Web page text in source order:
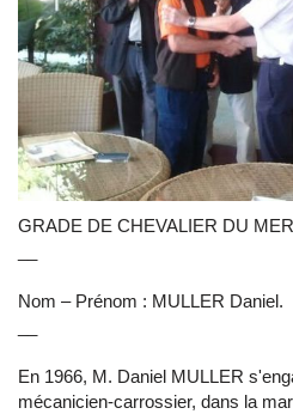
GRADE DE CHEVALIER DU
Nom – Prénom : MULLER Daniel.
En 1966, M. Daniel MULLER
mécanicien-carrossier, dans la